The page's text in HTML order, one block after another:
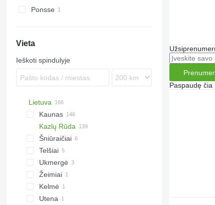
Ponsse
Vieta
Ieškoti spindulyje
Lietuva
Kaunas
Kazlų Rūda
Šniūraičiai
Telšiai
Ukmergė
Žeimiai
Kelmė
Utena
Paspaudę